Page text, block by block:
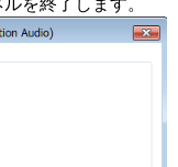
を終了します。